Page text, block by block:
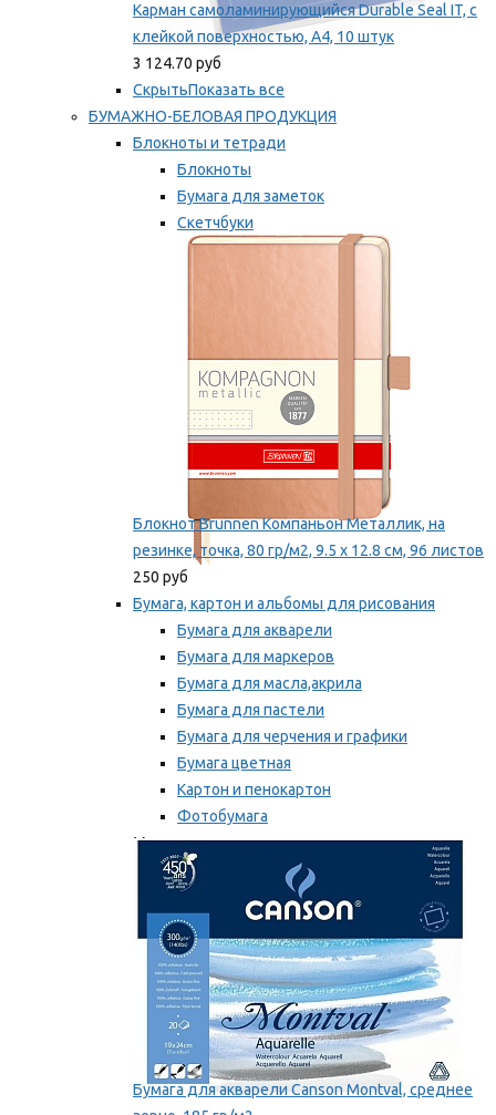
Карман самоламинирующийся Durable Seal IT, с
клейкой поверхностью, A4, 10 штук
3 124.70 руб
СкрытьПоказать все
БУМАЖНО-БЕЛОВАЯ ПРОДУКЦИЯ
Блокноты и тетради
Блокноты
Бумага для заметок
Скетчбуки
Тетради
Блокнот Brunnen Компаньон Металлик, на
резинке, точка, 80 гр/м2, 9.5 х 12.8 см, 96 листов
250 руб
Бумага, картон и альбомы для рисования
Бумага для акварели
Бумага для маркеров
Бумага для масла,акрила
Бумага для пастели
Бумага для черчения и графики
Бумага цветная
Картон и пенокартон
Фотобумага
Мы рекомендуем
Бумага для акварели Canson Montval, среднее